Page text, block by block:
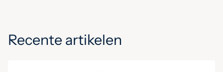
Recente artikelen